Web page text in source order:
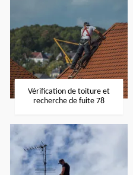
Vérification de toiture et
recherche de fuite 78